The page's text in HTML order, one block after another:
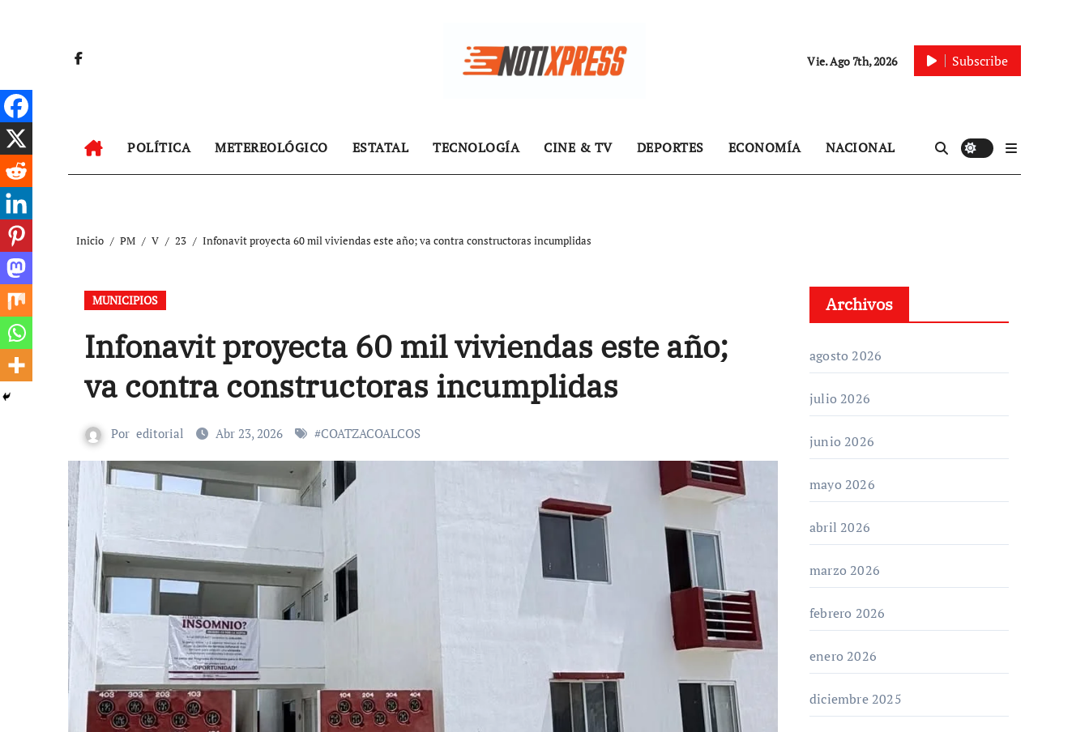
Vie. Ago 7th, 2026 Subscribe
POLÍTICA METEREOLÓGICO ESTATAL TECNOLOGÍA CINE & TV DEPORTES ECONOMÍA NACIONAL
Inicio PM V 23 Infonavit proyecta 60 mil viviendas este año; va contra constructoras incumplidas
MUNICIPIOS
Infonavit proyecta 60 mil viviendas este año;
va contra constructoras incumplidas
Por editorial Abr 23, 2026 #COATZACOALCOS
Archivos
agosto 2026
julio 2026
junio 2026
mayo 2026
abril 2026
marzo 2026
febrero 2026
enero 2026
diciembre 2025